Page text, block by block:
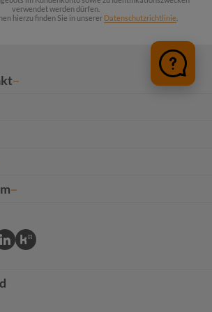
verwendet werden dürfen.
hierzu finden Sie in unserer Datenschutzrichtlinie